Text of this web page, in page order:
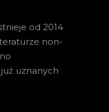
od 2014
non-
uznanych